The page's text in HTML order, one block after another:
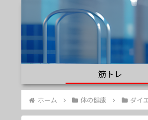
筋トレ
ホーム 体の健康 ダイ